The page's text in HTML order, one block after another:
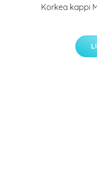
Korkea kappi